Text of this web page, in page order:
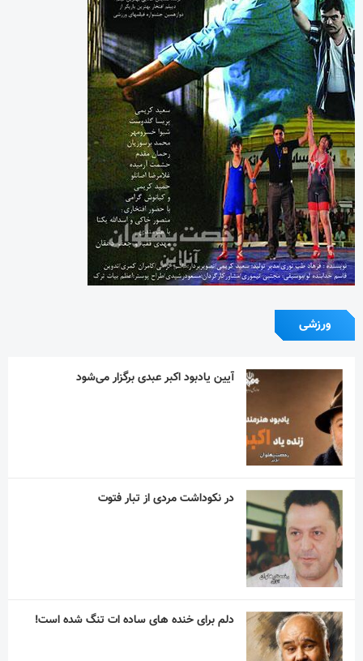
ورزشی
آیین یادبود اکبر عبدی برگزار می‌شود
در نکوداشت مردی از تبار فتوت
دلم برای خنده های ساده ات تنگ شده است!